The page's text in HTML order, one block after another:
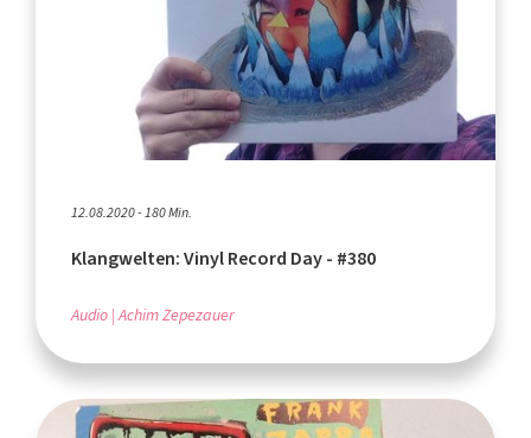
12.08.2020 - 180 Min.
Klangwelten: Vinyl Record Day - #380
Audio Achim Zepezauer